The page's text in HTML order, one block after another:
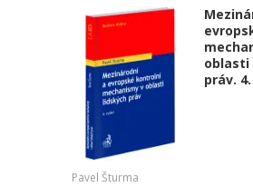
oblasti
práv.
Pavel Šturma